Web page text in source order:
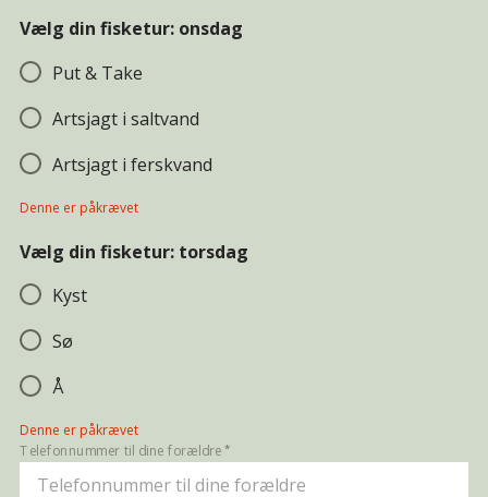
Vælg din fisketur: onsdag
Put & Take
Artsjagt i saltvand
Artsjagt i ferskvand
Denne er påkrævet
Vælg din fisketur: torsdag
Kyst
Sø
Å
Denne er påkrævet
Telefonnummer til dine forældre